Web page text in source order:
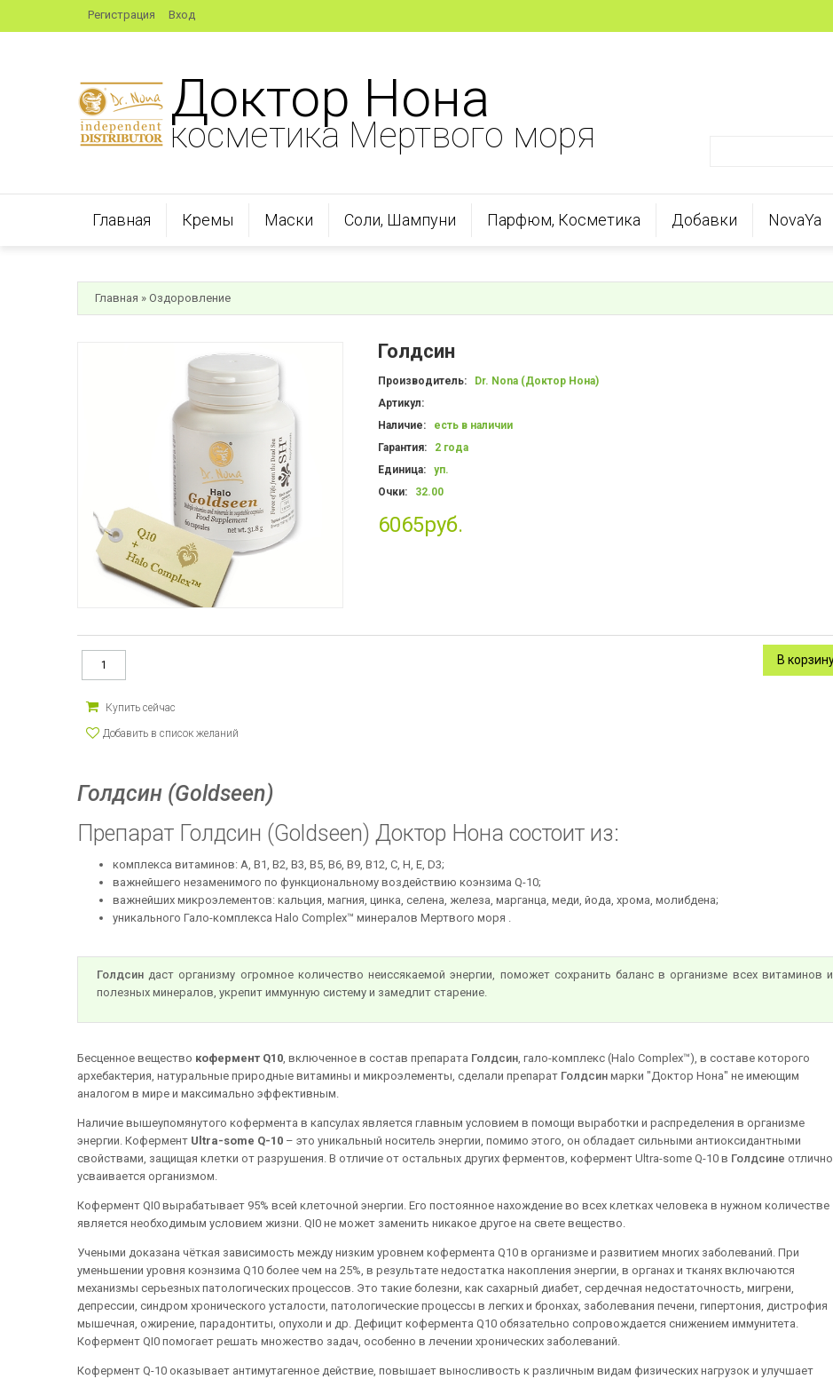
Регистрация Вход
Доктор Нона
косметика Мертвого моря
Главная Кремы Маски Соли, Шампуни Парфюм, Косметика Добавки NovaYa
Главная » Оздоровление
Голдсин
Производитель:
Dr. Nona (Доктор Нона)
Артикул:
Наличие:
есть в наличии
Гарантия:
2 года
Единица:
уп.
Очки:
32.00
6065руб.
Купить сейчас
Голдсин (Goldseen)
Препарат Голдсин (Goldseen) Доктор Нона состоит из:
комплекса витаминов: А, В1, В2, В3, В5, В6, В9, В12, С, Н, Е, D3;
важнейшего незаменимого по функциональному воздействию коэнзима Q-10;
важнейших микроэлементов: кальция, магния, цинка, селена, железа, марганца, меди, йода, хрома, молибдена;
уникального Гало-комплекса Halo Complex™ минералов Мертвого моря .
Голдсин даст организму огромное количество неиссякаемой энергии, поможет сохранить баланс в организме всех витаминов и
полезных минералов, укрепит иммунную систему и замедлит старение.
Бесценное вещество кофермент Q10, включенное в состав препарата Голдсин, гало-комплекс (Halo Complex™), в составе которого
архебактерия, натуральные природные витамины и микроэлементы, сделали препарат Голдсин марки "Доктор Нона" не имеющим
аналогом в мире и максимально эффективным.
Наличие вышеупомянутого кофермента в капсулах является главным условием в помощи выработки и распределения в организме
энергии. Кофермент Ultra-some Q-10 – это уникальный носитель энергии, помимо этого, он обладает сильными антиоксидантными
свойствами, защищая клетки от разрушения. В отличие от остальных других ферментов, кофермент Ultra-some Q-10 в Голдсине отлично
усваивается организмом.
Кофермент QI0 вырабатывает 95% всей клеточной энергии. Его постоянное нахождение во всех клетках человека в нужном количестве
является необходимым условием жизни. QI0 не может заменить никакое другое на свете вещество.
Учеными доказана чёткая зависимость между низким уровнем кофермента Q10 в организме и развитием многих заболеваний. При
уменьшении уровня коэнзима Q10 более чем на 25%, в результате недостатка накопления энергии, в органах и тканях включаются
механизмы серьезных патологических процессов. Это такие болезни, как сахарный диабет, сердечная недостаточность, мигрени,
депрессии, синдром хронического усталости, патологические процессы в легких и бронхах, заболевания печени, гипертония, дистрофия
мышечная, ожирение, парадонтиты, опухоли и др. Дефицит кофермента Q10 обязательно сопровождается снижением иммунитета.
Кофермент QI0 помогает решать множество задач, особенно в лечении хронических заболеваний.
Кофермент Q-10 оказывает антимутагенное действие, повышает выносливость к различным видам физических нагрузок и улучшает